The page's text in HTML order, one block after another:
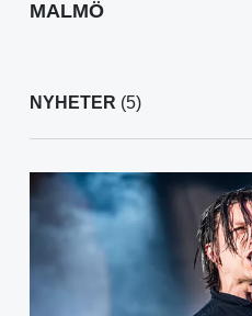
MALMÖ
NYHETER (5)